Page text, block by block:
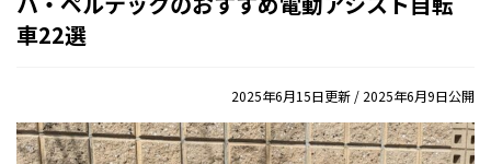
車22選
2025年6月15日更新 / 2025年6月9日公開